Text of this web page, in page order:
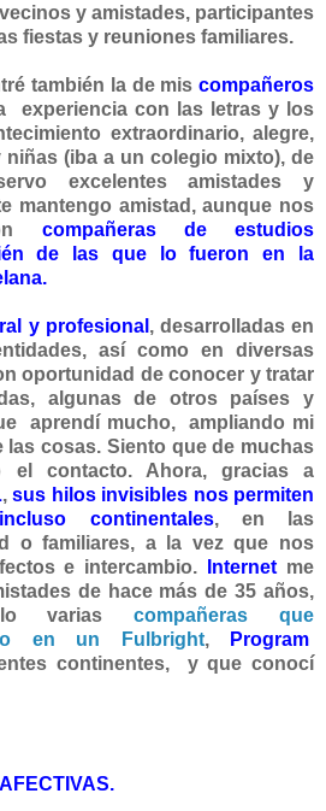
y amistades, participantes
fiestas y reuniones familiares.
también la de mis compañeros
experiencia con las letras y los
extraordinario, alegre,
(iba a un colegio mixto), de
excelentes amistades y
mantengo amistad, aunque nos
compañeras de estudios
de las que lo fueron en la
y profesional , desarrolladas en
así como en diversas
oportunidad de conocer y tratar
algunas de otros países y
aprendí mucho, ampliando mi
cosas. Siento que de muchas
el contacto. Ahora, gracias a
,sus hilos invisibles nos permiten
continentales, en las
o familiares, a la vez que nos
e intercambio.
Internet me
de hace más de 35 años,
variascompañeras que
en un Fulbright,
Program
continentes, y que conocí